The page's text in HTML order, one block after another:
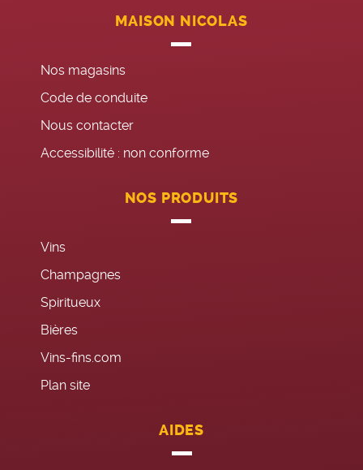
MAISON NICOLAS
Nos magasins
Code de conduite
Nous contacter
Accessibilité : non conforme
NOS PRODUITS
Vins
Champagnes
Spiritueux
Bières
Vins-fins.com
Plan site
AIDES